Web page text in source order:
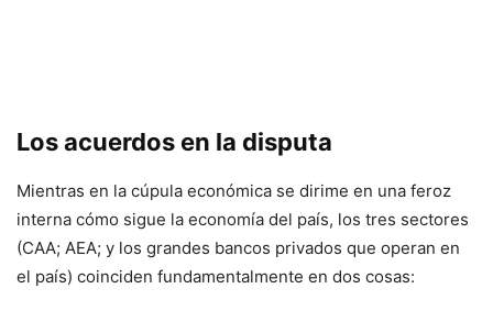
Los acuerdos en la disputa
Mientras en la cúpula económica se dirime en una feroz
interna cómo sigue la economía del país, los tres sectores
(CAA; AEA; y los grandes bancos privados que operan en
el país) coinciden fundamentalmente en dos cosas: